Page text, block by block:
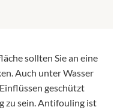
sollten Sie an eine
Auch unter Wasser
geschützt
zu sein. Antifouling ist